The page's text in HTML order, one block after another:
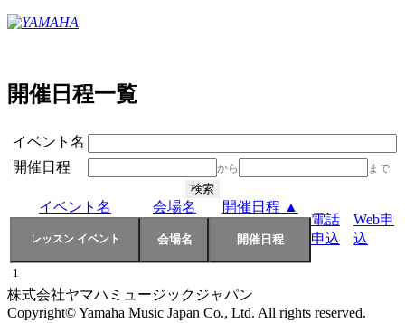
開催日程一覧
イベント名
開催日程
から まで
イベント名 会場名
開催日程 ▲
電話
申込
Web申
込
1
株式会社ヤマハミュージックジャパン
Copyright© Yamaha Music Japan Co., Ltd. All rights reserved.